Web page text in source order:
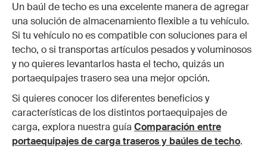
Un baúl de techo es una excelente manera de agregar
una solución de almacenamiento flexible a tu vehículo.
Si tu vehículo no es compatible con soluciones para el
techo, o si transportas artículos pesados y voluminosos
y no quieres levantarlos hasta el techo, quizás un
portaequipajes trasero sea una mejor opción.
Si quieres conocer los diferentes beneficios y
características de los distintos portaequipajes de
carga, explora nuestra guía Comparación entre
portaequipajes de carga traseros y baúles de techo.